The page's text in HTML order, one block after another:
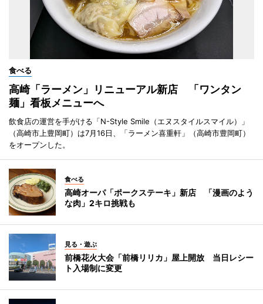
食べる
高崎「ラーメン」リニューアル新店 「ワンタン
麺」看板メニューへ
飲食店の運営を手がける「N-Style Smile（エヌスタイルスマイル）」
（高崎市上豊岡町）は7月16日、「ラーメン喜重軒」（高崎市豊岡町）
をオープンした。
食べる
高崎オーパ「ポークステーキ」新店 「漫画のよう
な肉」2キロ挑戦も
見る・遊ぶ
前橋花火大会「前橋リリカ」屋上開放 当日レシー
ト入場制に変更